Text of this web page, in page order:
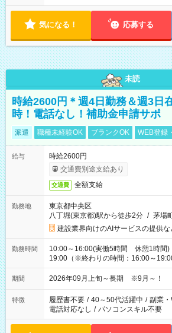
気になる！ 応募する
未読
時給2600円＊週4日勤務＆週3日
時！電話なし！補助金申請サポ
派遣 職種未経験OK ブランクOK WEB登録
給与
時給2600円
交通費別途支給あり
交通費 全額支給
勤務地
東京都中央区
八丁堀(東京都)駅から徒歩2分 / 茅場
建設業界向けのAIサービスの提供な
勤務時間
10:00～16:00(実働5時間 休憩1時間)
19:00（※終わりの時間：16:00～
期間 2026年09月上旬～長期 ※9月～！
特徴 履歴書不要 / 40～50代活躍中 / 副業
電話対応なし / パソコンスキル不要